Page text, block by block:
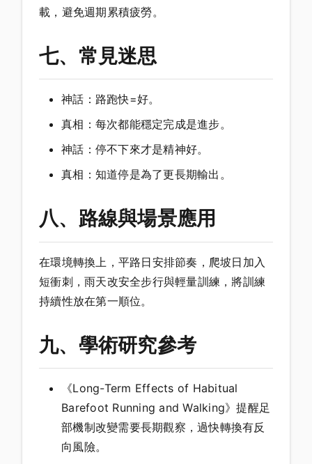
載，避免週期累積疲勞。
七、常見迷思
神話：路跑快=好。
真相：每次都能穩定完成是進步。
神話：停不下來才是精神好。
真相：知道停是為了更長期輸出。
八、路線與場景應用
在環境轉換上，平路日安排節奏，爬坡日加入
短衝刺，雨天改安全步行與輕量訓練，將訓練
持續性放在第一順位。
九、學術研究參考
《Long-Term Effects of Habitual
Barefoot Running and Walking》提醒足
部機制改變需要長期觀察，過快轉換有反
向風險。